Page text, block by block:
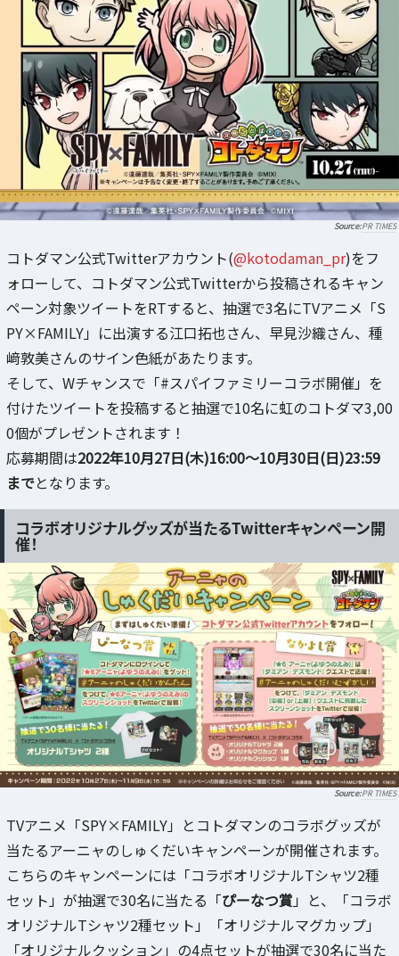
PR TIMES
コトダマン公式Twitterアカウント(@kotodaman_pr)をフ
ォローして、コトダマン公式Twitterから投稿されるキャン
ペーン対象ツイートをRTすると、抽選で3名にTVアニメ「S
PY×FAMILY」に出演する江口拓也さん、早見沙織さん、種
﨑敦美さんのサイン色紙があたります。
そして、Wチャンスで「#スパイファミリーコラボ開催」を
付けたツイートを投稿すると抽選で10名に虹のコトダマ3,00
0個がプレゼントされます！
応募期間は2022年10月27日(木)16:00～10月30日(日)23:59
までとなります。
コラボオリジナルグッズが当たるTwitterキャンペーン開
催！
PR TIMES
TVアニメ「SPY×FAMILY」とコトダマンのコラボグッズが
当たるアーニャのしゅくだいキャンペーンが開催されます。
こちらのキャンペーンには「コラボオリジナルTシャツ2種
セット」が抽選で30名に当たる「ぴーなつ賞 」と、「コラボ
オリジナルTシャツ2種セット」「オリジナルマグカップ」
「オリジナルクッション」の4点セットが抽選で30名に当た